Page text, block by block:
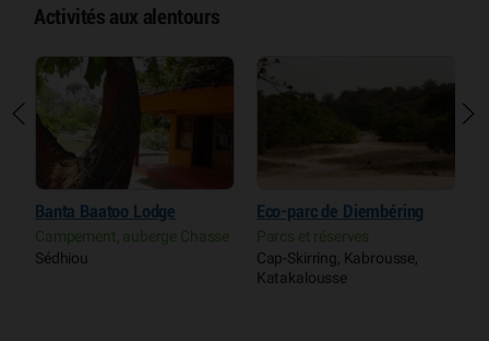
Activités aux alentours
Banta Baatoo Lodge
Campement, auberge Chasse
Sédhiou
Eco-parc de Diembéring
Parcs et réserves
Cap-Skirring, Kabrousse,
Katakalousse